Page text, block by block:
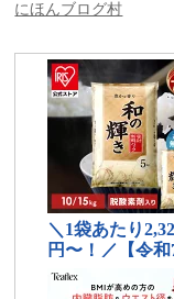
にほんブログ村